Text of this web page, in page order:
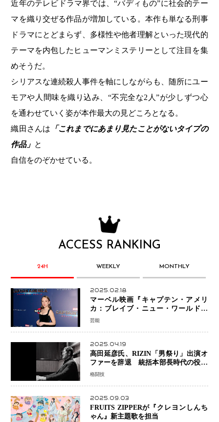
近年のテレビドラマ界では、“バディもの”に社会的テー
マを織り交ぜる作品が増加している。本作も単なる刑事
ドラマにとどまらず、多様性や他者理解といった現代的
テーマを内包したヒューマンミステリーとして注目を集
めそうだ。
シリアスな連続殺人事件を軸にしながらも、随所にユー
モアや人間味を織り込み、“不完全な2人”が少しずつ心
を通わせていく姿が本作最大の見どころとなる。
織田さんは 「これまでにあまり見たことがないタイプの
作品」 と
自信をのぞかせている。
ACCESS RANKING
24H WEEKLY MONTHLY
2025.02.18
マーベル映画『キャプテン・アメリ
カ：ブレイブ・ニュー・ワールド』
新ブラック・ウィドウ役のシラ・ハー
芸能
2025.04.19
高田延彦氏、RIZIN「男祭り」出演オ
ファーを辞退 統括本部長時代の役目
「すでに終えています」と明言
格闘技
2025.09.03
FRUITS ZIPPERが『クレヨンしんち
ゃん』新主題歌を担当